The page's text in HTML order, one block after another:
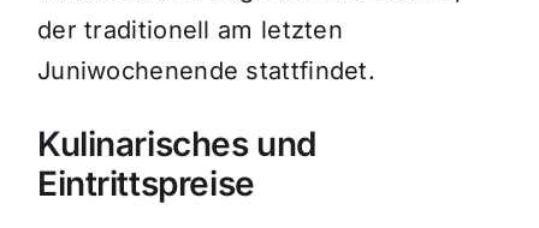
der traditionell am letzten
Juniwochenende stattfindet.
Kulinarisches und
Eintrittspreise